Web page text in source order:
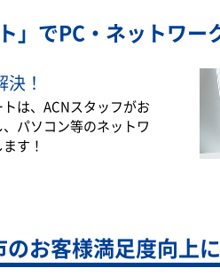
」でPC・ネットワー
！
は、ACNスタッフがお
パソコン等のネットワ
す！
のお客様満足度向上